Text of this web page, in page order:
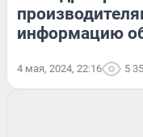
информацию
4 мая, 2024, 22:16 5